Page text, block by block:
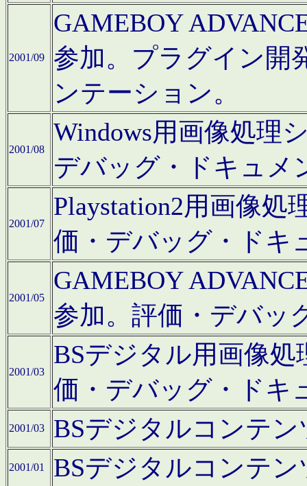
2001/09
GAMEBOY
参加。プラグイン開
ンテーション。
2001/08
Windows用画像処理
デバッグ・ドキュメ
2001/07
Playstation2用画像
価・デバッグ・ドキ
2001/05
GAMEBOY
参加。評価・デバッ
2001/03
BSデジタル用画像
価・デバッグ・ドキ
2001/03 BSデジタルコンテ
2001/01 BSデジタルコンテ